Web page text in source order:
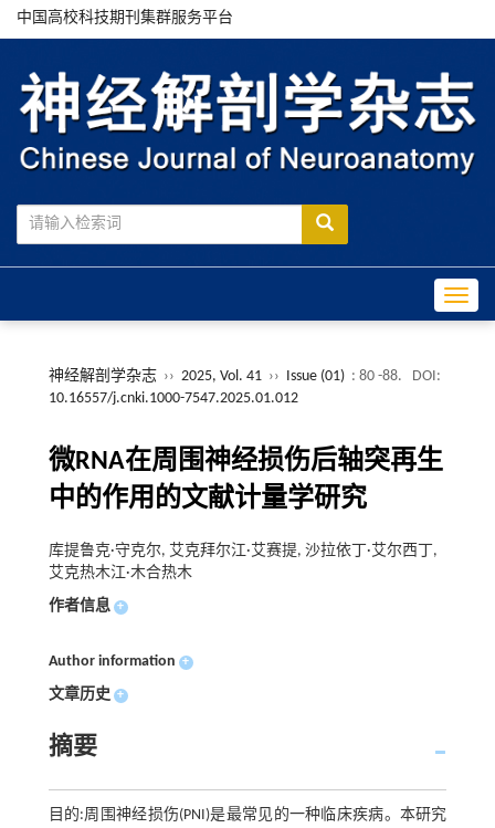
中国高校科技期刊集群服务平台
神经解剖学杂志 ›› 2025, Vol. 41 ›› Issue (01) : 80 -88.
DOI:
10.16557/j.cnki.1000-7547.2025.01.012
微RNA在周围神经损伤后轴突再生
中的作用的文献计量学研究
库提鲁克·守克尔, 艾克拜尔江·艾赛提, 沙拉依丁·艾尔西丁,
艾克热木江·木合热木
作者信息 +
Author information +
文章历史 +
摘要
目的:周围神经损伤(PNI)是最常见的一种临床疾病。本研究